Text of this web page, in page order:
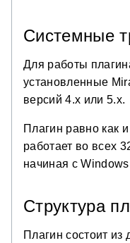
Системные
Для работы
установленные
версий 4.x или 5.x.
Плагин равно как
работает во всех
начиная с
Структура
Плагин состоит из